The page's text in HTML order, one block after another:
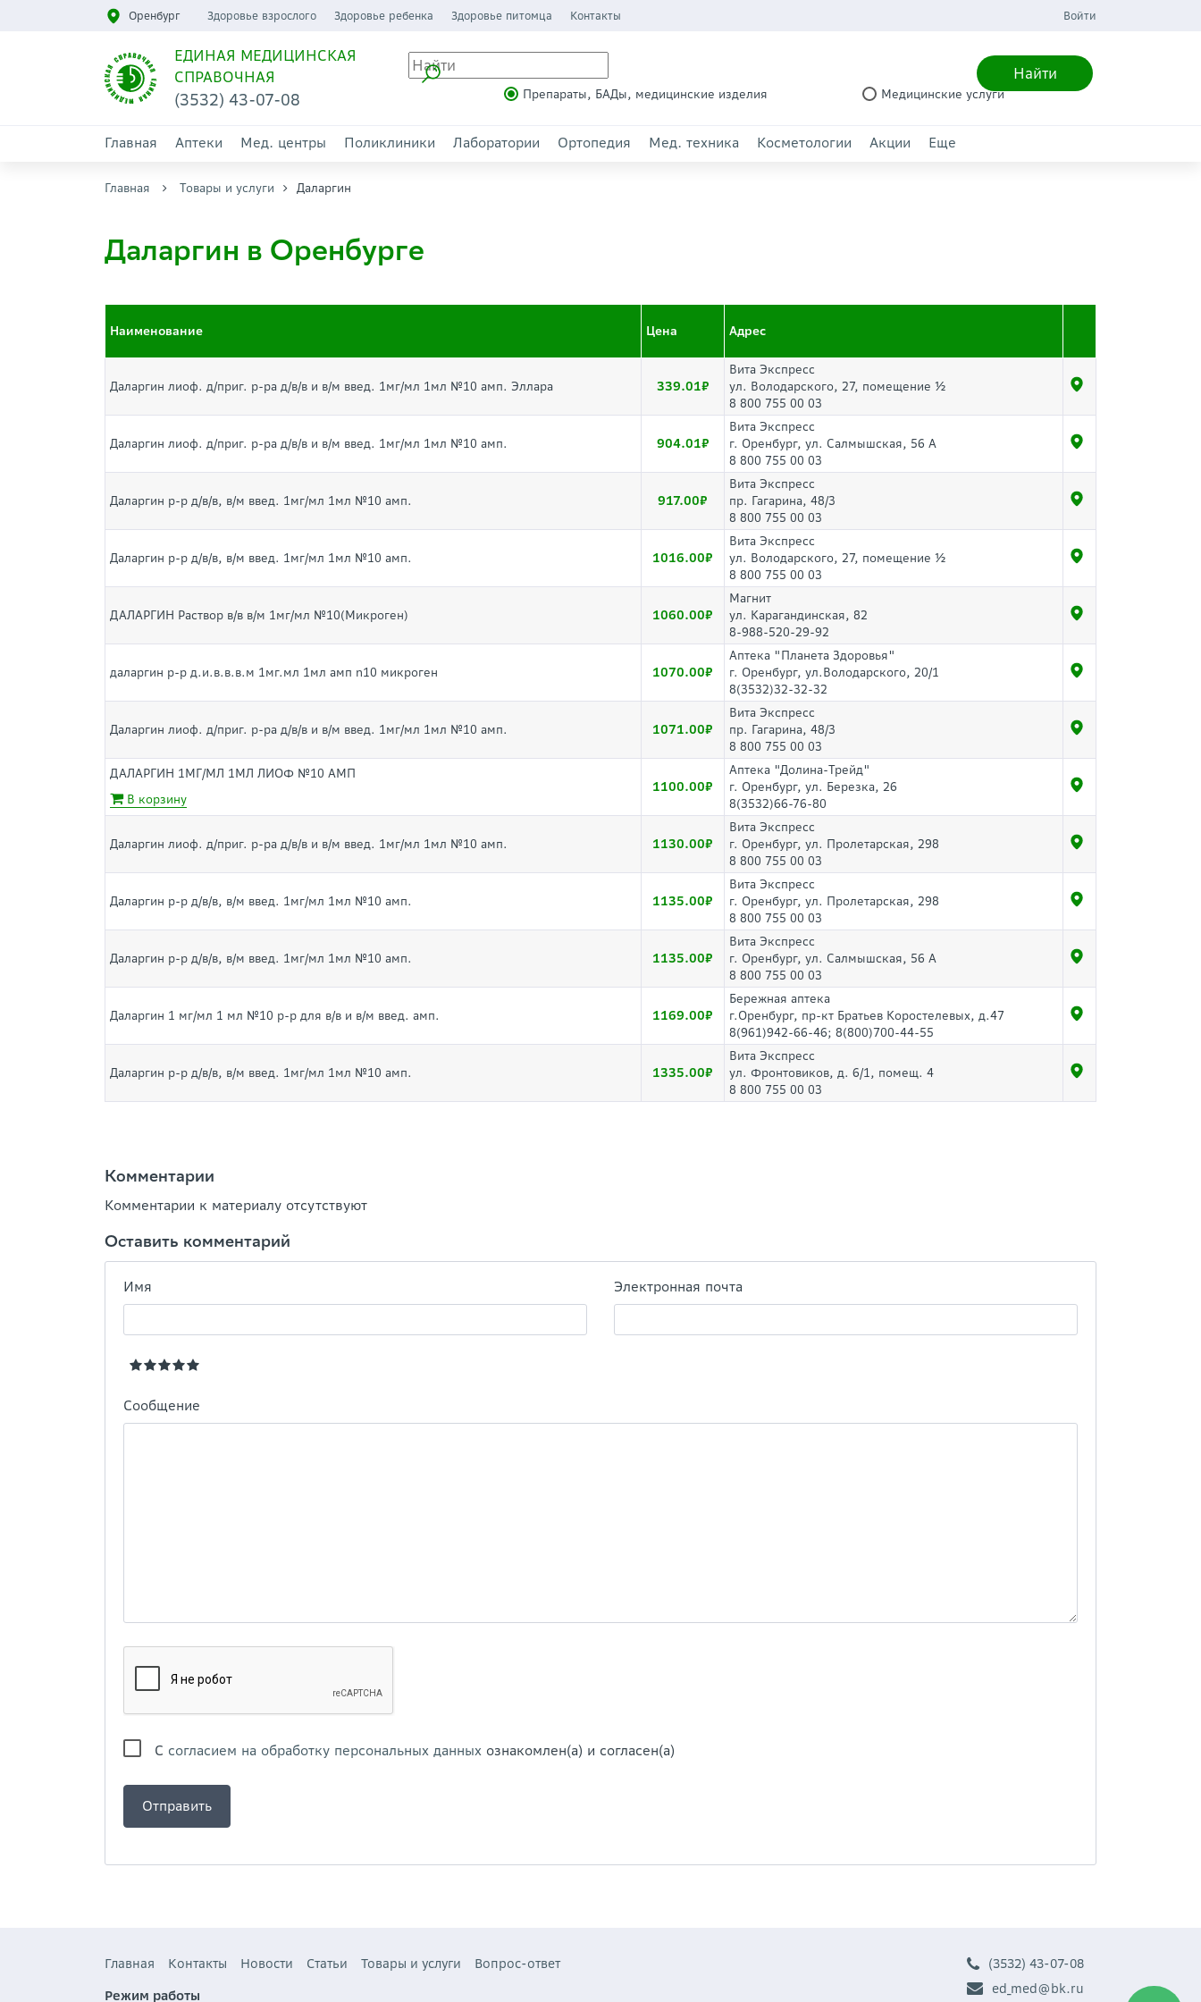
Оренбург Здоровье взрослого Здоровье ребенка Здоровье питомца Контакты Войти
ЕДИНАЯ МЕДИЦИНСКАЯ
СПРАВОЧНАЯ
(3532) 43-07-08
Найти
Препараты, БАДы, медицинские изделия Медицинские услуги
Главная Аптеки Мед. центры Поликлиники Лаборатории Ортопедия Мед. техника Косметологии Акции Еще
Главная Товары и услуги Даларгин
Даларгин в Оренбурге
Наименование Цена Адрес
Даларгин лиоф. д/приг. р-ра д/в/в и в/м введ. 1мг/мл 1мл №10 амп. Эллара 339.01
Вита Экспресс
ул. Володарского, 27, помещение ½
8 800 755 00 03
Даларгин лиоф. д/приг. р-ра д/в/в и в/м введ. 1мг/мл 1мл №10 амп. 904.01
Вита Экспресс
г. Оренбург, ул. Салмышская, 56 А
8 800 755 00 03
Даларгин р-р д/в/в, в/м введ. 1мг/мл 1мл №10 амп. 917.00
Вита Экспресс
пр. Гагарина, 48/3
8 800 755 00 03
Даларгин р-р д/в/в, в/м введ. 1мг/мл 1мл №10 амп. 1016.00
Вита Экспресс
ул. Володарского, 27, помещение ½
8 800 755 00 03
ДАЛАРГИН Раствор в/в в/м 1мг/мл №10(Микроген) 1060.00
Магнит
ул. Карагандинская, 82
8-988-520-29-92
даларгин р-р д.и.в.в.в.м 1мг.мл 1мл амп n10 микроген 1070.00
Аптека "Планета Здоровья"
г. Оренбург, ул.Володарского, 20/1
8(3532)32-32-32
Даларгин лиоф. д/приг. р-ра д/в/в и в/м введ. 1мг/мл 1мл №10 амп. 1071.00
Вита Экспресс
пр. Гагарина, 48/3
8 800 755 00 03
ДАЛАРГИН 1МГ/МЛ 1МЛ ЛИОФ №10 АМП
В корзину
1100.00
Аптека "Долина-Трейд"
г. Оренбург, ул. Березка, 26
8(3532)66-76-80
Даларгин лиоф. д/приг. р-ра д/в/в и в/м введ. 1мг/мл 1мл №10 амп. 1130.00
Вита Экспресс
г. Оренбург, ул. Пролетарская, 298
8 800 755 00 03
Даларгин р-р д/в/в, в/м введ. 1мг/мл 1мл №10 амп. 1135.00
Вита Экспресс
г. Оренбург, ул. Пролетарская, 298
8 800 755 00 03
Даларгин р-р д/в/в, в/м введ. 1мг/мл 1мл №10 амп. 1135.00
Вита Экспресс
г. Оренбург, ул. Салмышская, 56 А
8 800 755 00 03
Даларгин 1 мг/мл 1 мл №10 р-р для в/в и в/м введ. амп. 1169.00
Бережная аптека
г.Оренбург, пр-кт Братьев Коростелевых, д.47
8(961)942-66-46; 8(800)700-44-55
Даларгин р-р д/в/в, в/м введ. 1мг/мл 1мл №10 амп. 1335.00
Вита Экспресс
ул. Фронтовиков, д. 6/1, помещ. 4
8 800 755 00 03
Комментарии
Комментарии к материалу отсутствуют
Оставить комментарий
Имя Электронная почта
Сообщение
С согласием на обработку персональных данных ознакомлен(а) и согласен(а)
Главная Контакты Новости Статьи Товары и услуги
Вопрос-ответ
Режим работы
(3532) 43-07-08
ed_med@bk.ru